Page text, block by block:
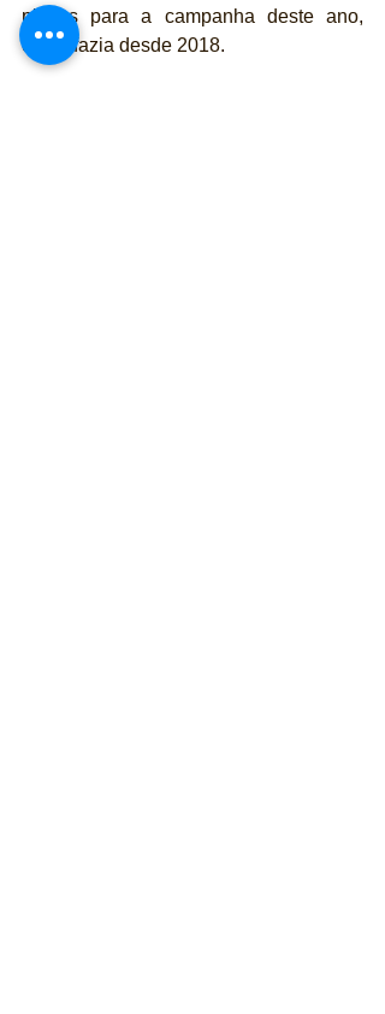
pilotos para a campanha deste ano,
como fazia desde 2018.